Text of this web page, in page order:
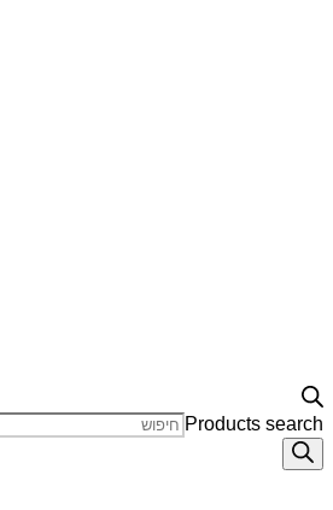
Products search